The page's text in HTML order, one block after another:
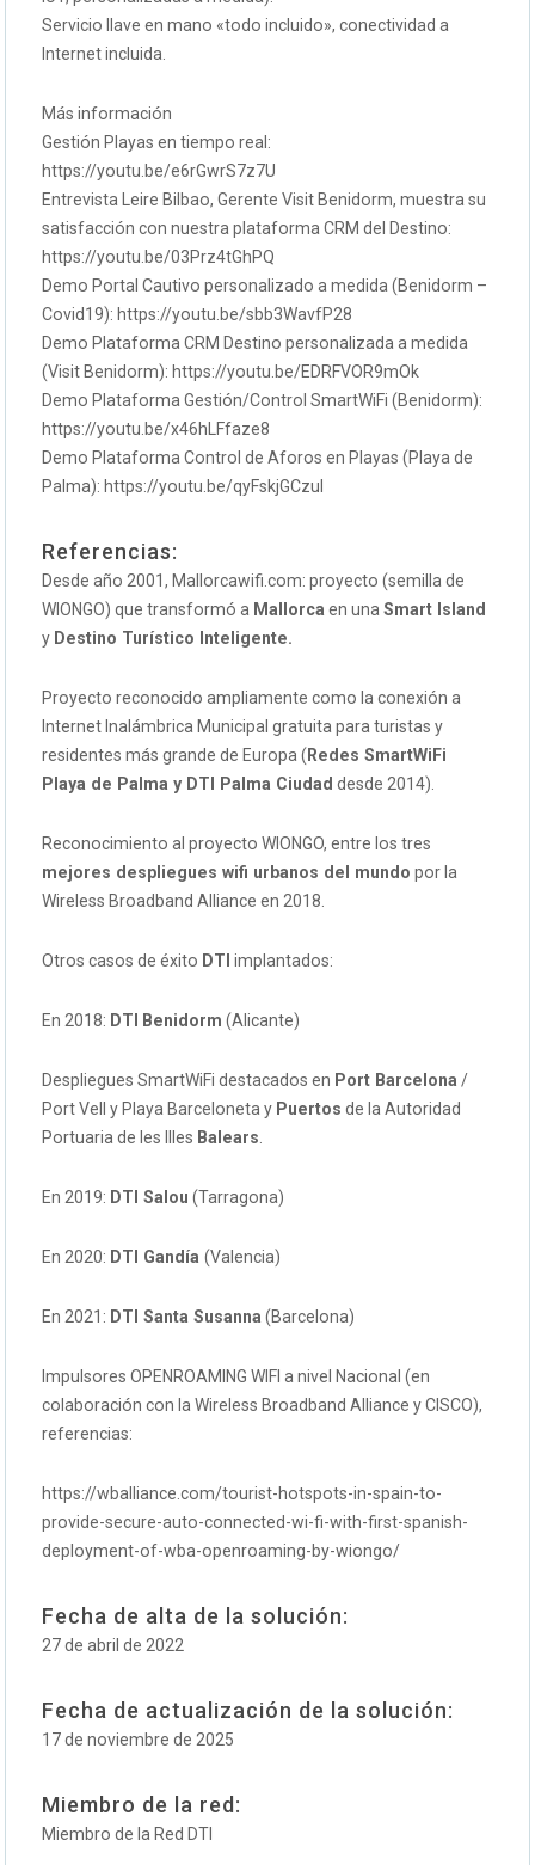
Servicio llave en mano «todo incluido», conectividad a
Internet incluida.
Más información
Gestión Playas en tiempo real:
https://youtu.be/e6rGwrS7z7U
Entrevista Leire Bilbao, Gerente Visit Benidorm, muestra su
satisfacción con nuestra plataforma CRM del Destino:
https://youtu.be/03Prz4tGhPQ
Demo Portal Cautivo personalizado a medida (Benidorm –
Covid19): https://youtu.be/sbb3WavfP28
Demo Plataforma CRM Destino personalizada a medida
(Visit Benidorm): https://youtu.be/EDRFVOR9mOk
Demo Plataforma Gestión/Control SmartWiFi (Benidorm):
https://youtu.be/x46hLFfaze8
Demo Plataforma Control de Aforos en Playas (Playa de
Palma): https://youtu.be/qyFskjGCzuI
Referencias:
Desde año 2001, Mallorcawifi.com: proyecto (semilla de
WIONGO) que transformó a Mallorca en unaSmart Island
y Destino Turístico Inteligente.
Proyecto reconocido ampliamente como la conexión a
Internet Inalámbrica Municipal gratuita para turistas y
residentes más grande de Europa (Redes SmartWiFi
Playa de Palma y DTI Palma Ciudad desde 2014).
Reconocimiento al proyecto WIONGO, entre los tres
mejores despliegues wifi urbanos del mundo por la
Wireless Broadband Alliance en 2018.
Otros casos de éxito DTI implantados:
En 2018: DTI Benidorm (Alicante)
Despliegues SmartWiFi destacados en Port Barcelona /
Port Vell y Playa Barceloneta y Puertos de la Autoridad
Portuaria de les Illes Balears
En 2019: DTI Salou (Tarragona)
En 2020: DTI Gandía(Valencia)
En 2021: DTI Santa Susanna (Barcelona)
Impulsores OPENROAMING WIFI a nivel Nacional (en
colaboración con la Wireless Broadband Alliance y CISCO),
referencias:
https://wballiance.com/tourist-hotspots-in-spain-to-
provide-secure-auto-connected-wi-fi-with-first-spanish-
deployment-of-wba-openroaming-by-wiongo/
Fecha de alta de la solución:
27 de abril de 2022
Fecha de actualización de la solución:
17 de noviembre de 2025
Miembro de la red:
Miembro de la Red DTI